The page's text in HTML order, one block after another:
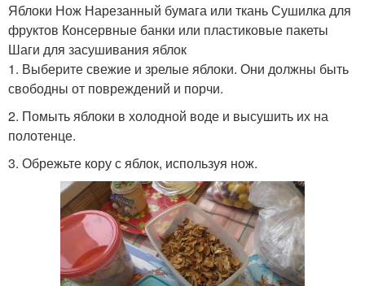
Яблоки Нож Нарезанный бумага или ткань Сушилка для
фруктов Консервные банки или пластиковые пакеты
Шаги для засушивания яблок
1. Выберите свежие и зрелые яблоки. Они должны быть
свободны от повреждений и порчи.
2. Помыть яблоки в холодной воде и высушить их на
полотенце.
3. Обрежьте кору с яблок, используя нож.